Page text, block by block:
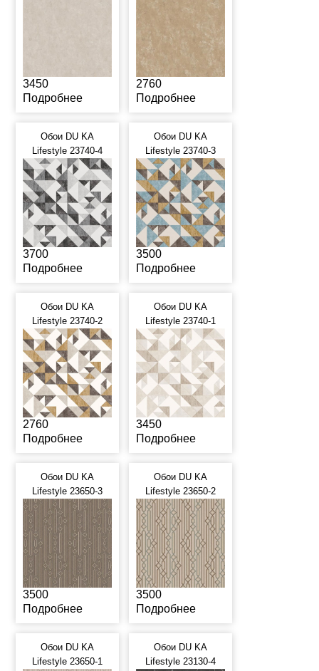
3450
Подробнее
2760
Подробнее
Обои DU KA
Lifestyle 23740-4
3700
Подробнее
Обои DU KA
Lifestyle 23740-3
3500
Подробнее
Обои DU KA
Lifestyle 23740-2
2760
Подробнее
Обои DU KA
Lifestyle 23740-1
3450
Подробнее
Обои DU KA
Lifestyle 23650-3
3500
Подробнее
Обои DU KA
Lifestyle 23650-2
3500
Подробнее
Обои DU KA
Lifestyle 23650-1
Обои DU KA
Lifestyle 23130-4